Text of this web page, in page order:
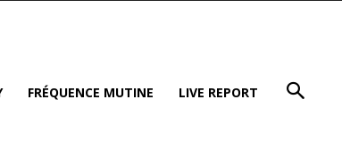
FRÉQUENCE MUTINE LIVE REPORT